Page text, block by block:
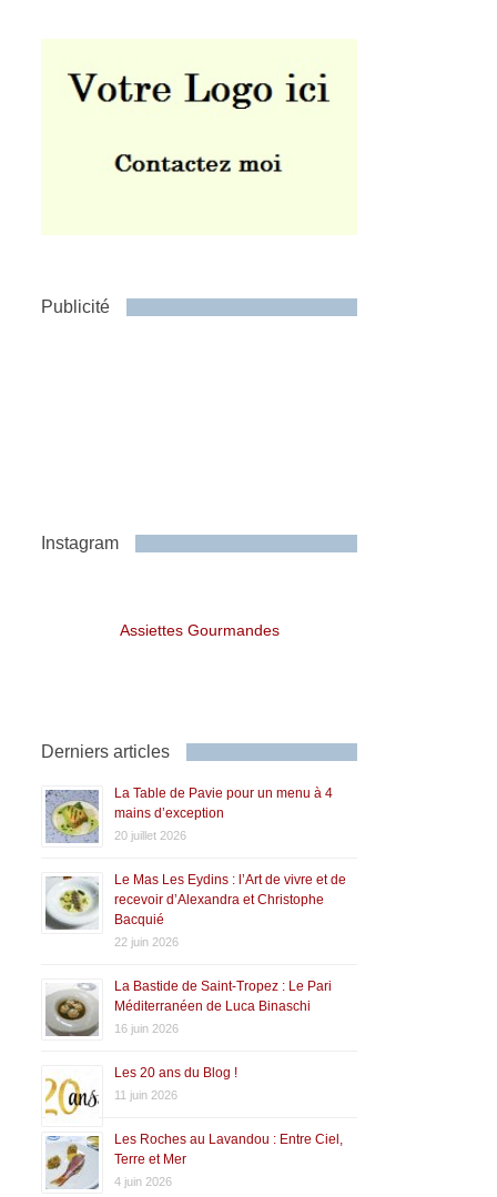
Publicité
Instagram
Assiettes Gourmandes
Derniers articles
La Table de Pavie pour un menu à 4
mains d’exception
20 juillet 2026
Le Mas Les Eydins : l’Art de vivre et de
recevoir d’Alexandra et Christophe
Bacquié
22 juin 2026
La Bastide de Saint-Tropez : Le Pari
Méditerranéen de Luca Binaschi
16 juin 2026
Les 20 ans du Blog !
11 juin 2026
Les Roches au Lavandou : Entre Ciel,
Terre et Mer
4 juin 2026